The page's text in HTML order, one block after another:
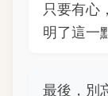
只要有心
明了這一
最後，別